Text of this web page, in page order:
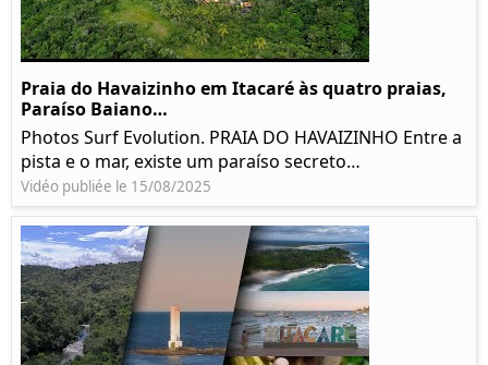
Praia do Havaizinho em Itacaré às quatro praias,
Paraíso Baiano…
Photos Surf Evolution. PRAIA DO HAVAIZINHO Entre a
pista e o mar, existe um paraíso secreto…
Vidéo publiée le 15/08/2025